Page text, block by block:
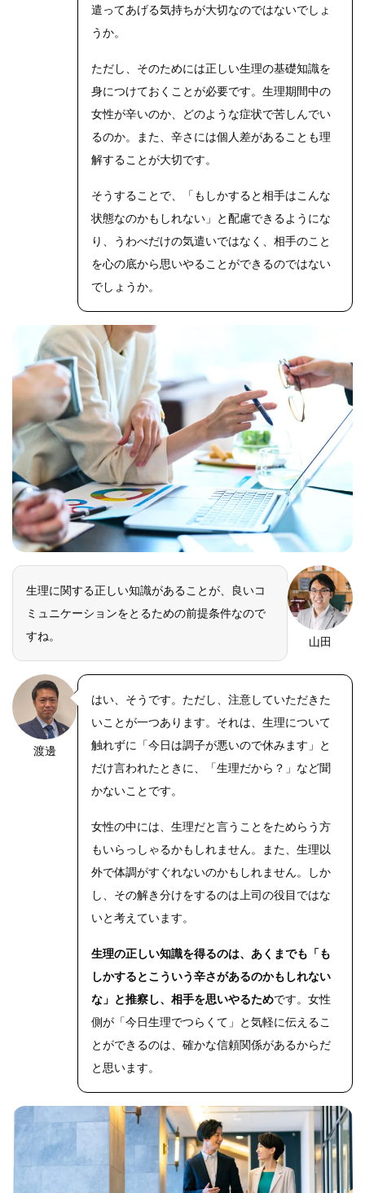
遣ってあげる気持ちが大切なのではないでしょ
うか。
ただし、そのためには正しい生理の基礎知識を
身につけておくことが必要です。生理期間中の
女性が辛いのか、どのような症状で苦しんでい
るのか。また、辛さには個人差があることも理
解することが大切です。
そうすることで、「もしかすると相手はこんな
状態なのかもしれない」と配慮できるようにな
り、うわべだけの気遣いではなく、相手のこと
を心の底から思いやることができるのではない
でしょうか。
生理に関する正しい知識があることが、良いコ
ミュニケーションをとるための前提条件なので
すね。
山田
渡邊
はい、そうです。ただし、注意していただきた
いことが一つあります。それは、生理について
触れずに「今日は調子が悪いので休みます」と
だけ言われたときに、「生理だから？」など聞
かないことです。
女性の中には、生理だと言うことをためらう方
もいらっしゃるかもしれません。また、生理以
外で体調がすぐれないのかもしれません。しか
し、その解き分けをするのは上司の役目ではな
いと考えています。
生理の正しい知識を得るのは、あくまでも「も
しかするとこういう辛さがあるのかもしれない
な」と推察し、相手を思いやるためです。女性
側が「今日生理でつらくて」と気軽に伝えるこ
とができるのは、確かな信頼関係があるからだ
と思います。